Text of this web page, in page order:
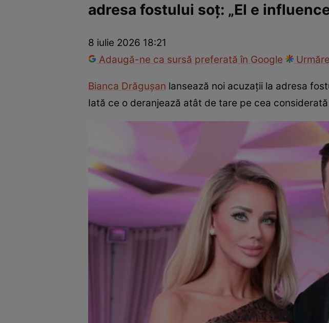
Vedete internaționaleVedete româneștiInterviurile Click!Paparazzii Click!
adresa fostului soț: „El e
8 iulie 2026 18:21
Adaugă-ne ca sursă preferată în Google
Bianca Drăgușan lansează noi acuzații la adresa
Iată ce o deranjează atât de tare pe cea